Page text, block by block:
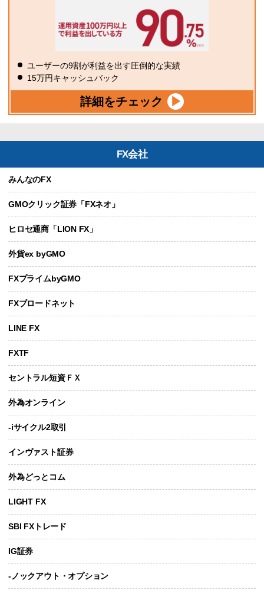
ユーザーの9割が利益を出す圧倒的な実績
15万円キャッシュバック
詳細をチェック
FX会社
みんなのFX
GMOクリック証券「FXネオ」
ヒロセ通商「LION FX」
外貨ex byGMO
FXプライムbyGMO
FXブロードネット
LINE FX
FXTF
セントラル短資ＦＸ
外為オンライン
-iサイクル2取引
インヴァスト証券
外為どっとコム
LIGHT FX
SBI FXトレード
IG証券
-ノックアウト・オプション